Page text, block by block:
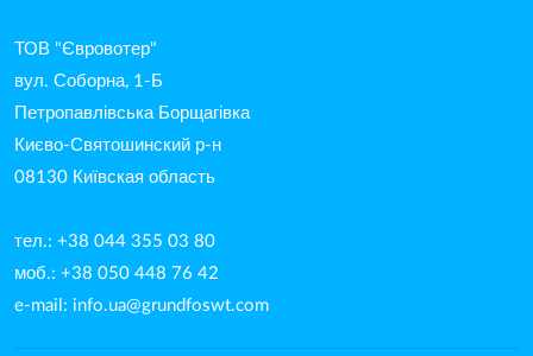
ТОВ "Євровотер"
вул. Соборна, 1-Б
Петропавлівська Борщагівка
Києво-Святошинский р-н
08130 Київская область
тел.: +38 044 355 03 80
моб.: +38 050 448 76 42
e-mail: info.ua@grundfoswt.com